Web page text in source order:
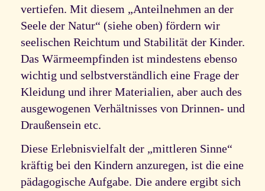
vertiefen. Mit diesem „Anteilnehmen an der
Seele der Natur“ (siehe oben) fördern wir
seelischen Reichtum und Stabilität der Kinder.
Das Wärmeempfinden ist mindestens ebenso
wichtig und selbstverständlich eine Frage der
Kleidung und ihrer Materialien, aber auch des
ausgewogenen Verhältnisses von Drinnen- und
Draußensein etc.
Diese Erlebnisvielfalt der „mittleren Sinne“
kräftig bei den Kindern anzuregen, ist die eine
pädagogische Aufgabe. Die andere ergibt sich